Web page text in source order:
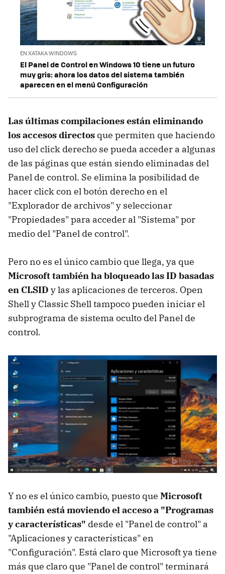
EN XATAKA WINDOWS
El Panel de Control en Windows 10 tiene un futuro
muy gris: ahora los datos del sistema también
aparecen en el menú Configuración
Las últimas compilaciones están eliminando
los accesos directos que permiten que haciendo
uso del click derecho se pueda acceder a algunas
de las páginas que están siendo eliminadas del
Panel de control. Se elimina la posibilidad de
hacer click con el botón derecho en el
"Explorador de archivos" y seleccionar
"Propiedades" para acceder al "Sistema" por
medio del "Panel de control".
Pero no es el único cambio que llega, ya que
Microsoft también ha bloqueado las ID basadas
en CLSID y las aplicaciones de terceros. Open
Shell y Classic Shell tampoco pueden iniciar el
subprograma de sistema oculto del Panel de
control.
Y no es el único cambio, puesto que Microsoft
también está moviendo el acceso a "Programas
y características" desde el "Panel de control" a
"Aplicaciones y características" en
"Configuración". Está claro que Microsoft ya tiene
más que claro que "Panel de control" terminará